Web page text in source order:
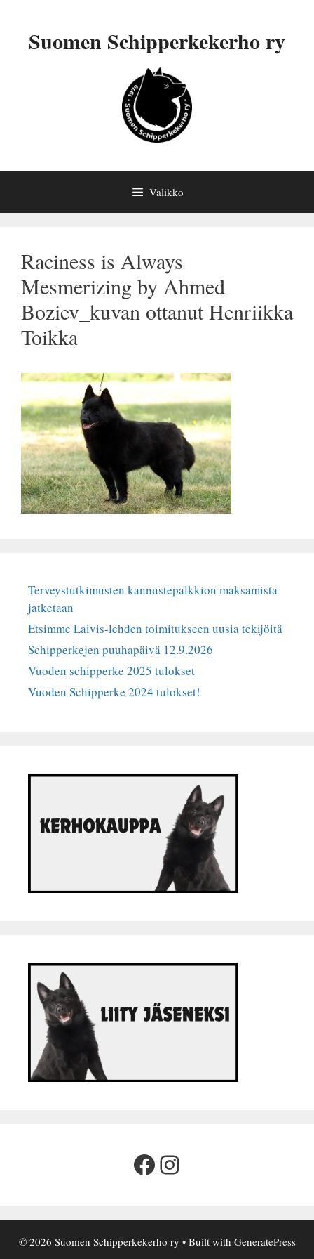
Suomen Schipperkekerho ry
Valikko
Raciness is Always
Mesmerizing by Ahmed
Boziev_kuvan ottanut Henriikka
Toikka
Terveystutkimusten kannustepalkkion maksamista
jatketaan
Etsimme Laivis-lehden toimitukseen uusia tekijöitä
Schipperkejen puuhapäivä 12.9.2026
Vuoden schipperke 2025 tulokset
Vuoden Schipperke 2024 tulokset!
Facebook
Instagram
© 2026 Suomen Schipperkekerho ry • Built with GeneratePress